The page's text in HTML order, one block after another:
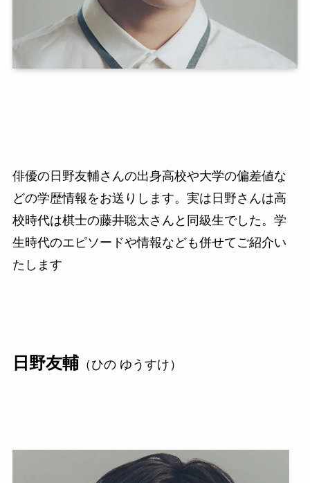
俳優の日野友輔さんの出身高校や大学の偏差値な
どの学歴情報をお送りします。実は日野さんは高
校時代は棋士の藤井聡太さんと同級生でした。学
生時代のエピソードや情報なども併せてご紹介い
たします
日野友輔 （ひの ゆうすけ）